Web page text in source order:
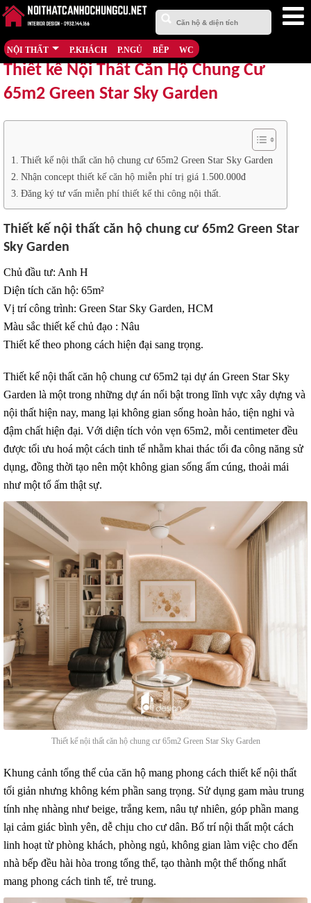
NỘI THẤT P.KHÁCH P.NGỦ BẾP WC
Thiết kế Nội Thất Căn Hộ Chung Cư
65m2 Green Star Sky Garden
Thiết kế nội thất căn hộ chung cư 65m2 Green Star Sky Garden
Nhận concept thiết kế căn hộ miễn phí trị giá 1.500.000đ
Đăng ký tư vấn miễn phí thiết kế thi công nội thất.
Thiết kế nội thất căn hộ chung cư 65m2 Green Star
Sky Garden
Chủ đầu tư: Anh H
Diện tích căn hộ: 65m²
Vị trí công trình: Green Star Sky Garden, HCM
Màu sắc thiết kế chủ đạo : Nâu
Thiết kế theo phong cách hiện đại sang trọng.
Thiết kế nội thất căn hộ chung cư 65m2 tại dự án Green Star Sky
Garden là một trong những dự án nổi bật trong lĩnh vực xây dựng và
nội thất hiện nay, mang lại không gian sống hoàn hảo, tiện nghi và
đậm chất hiện đại. Với diện tích vỏn vẹn 65m2, mỗi centimeter đều
được tối ưu hoá một cách tinh tế nhằm khai thác tối đa công năng sử
dụng, đồng thời tạo nên một không gian sống ấm cúng, thoải mái
như một tổ ấm thật sự.
Thiết kế nội thất căn hộ chung cư 65m2 Green Star Sky Garden
Khung cảnh tổng thể của căn hộ mang phong cách thiết kế nội thất
tối giản nhưng không kém phần sang trọng. Sử dụng gam màu trung
tính nhẹ nhàng như beige, trắng kem, nâu tự nhiên, góp phần mang
lại cảm giác bình yên, dễ chịu cho cư dân. Bố trí nội thất một cách
linh hoạt từ phòng khách, phòng ngủ, không gian làm việc cho đến
nhà bếp đều hài hòa trong tổng thể, tạo thành một thể thống nhất
mang phong cách tinh tế, trẻ trung.